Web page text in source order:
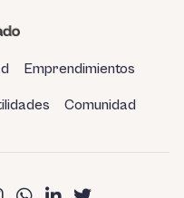
Emprendimientos
Comunidad